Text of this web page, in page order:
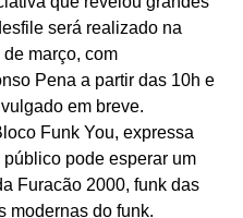
será realizado na
março, com
Pena a partir das 10h e
em breve.
Funk You, expressa
pode esperar um
Furacão 2000, funk das
modernas do funk.